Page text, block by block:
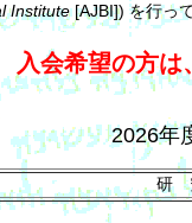
Institute[AJBI]) を行っ
入会希望の方は
2026年
研